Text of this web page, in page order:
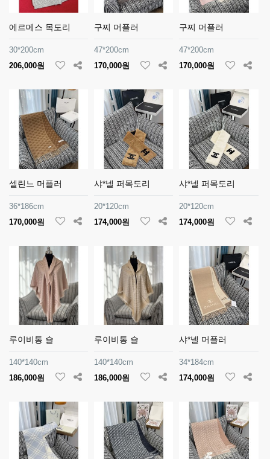
에르메스 목도리
30*200cm
206,000원
구찌 머플러
47*200cm
170,000원
구찌 머플러
47*200cm
170,000원
셀린느 머플러
36*186cm
170,000원
샤*넬 퍼목도리
20*120cm
174,000원
샤*넬 퍼목도리
20*120cm
174,000원
루이비통 숄
140*140cm
186,000원
루이비통 숄
140*140cm
186,000원
샤*넬 머플러
34*184cm
174,000원